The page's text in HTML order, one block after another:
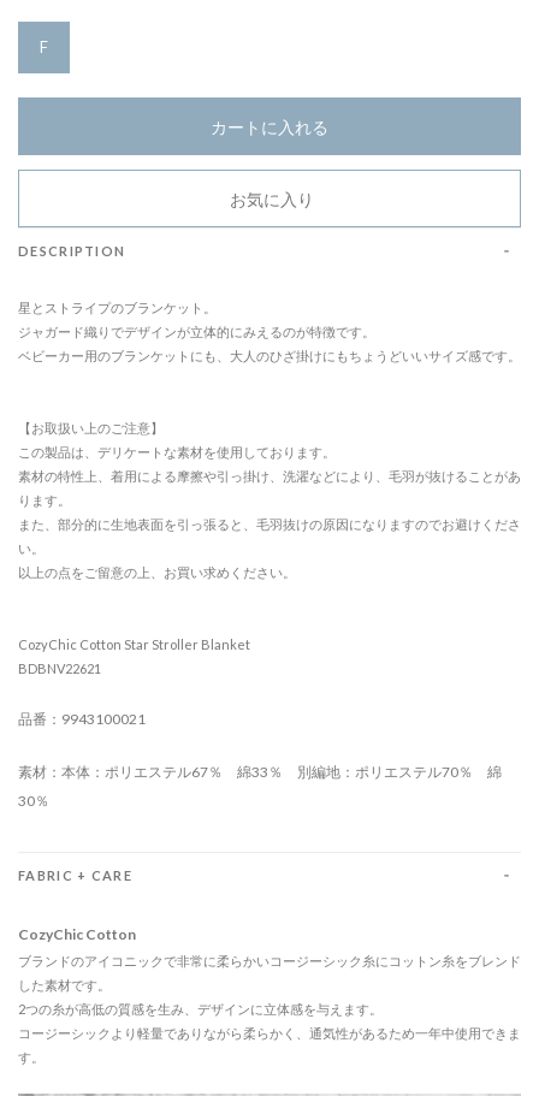
F
カートに入れる
お気に入り
DESCRIPTION
星とストライプのブランケット。
ジャガード織りでデザインが立体的にみえるのが特徴です。
ベビーカー用のブランケットにも、大人のひざ掛けにもちょうどいいサイズ感です。
【お取扱い上のご注意】
この製品は、デリケートな素材を使用しております。
素材の特性上、着用による摩擦や引っ掛け、洗濯などにより、毛羽が抜けることがあ
ります。
また、部分的に生地表面を引っ張ると、毛羽抜けの原因になりますのでお避けくださ
い。
以上の点をご留意の上、お買い求めください。
CozyChic Cotton Star Stroller Blanket
BDBNV22621
品番：9943100021
素材：本体：ポリエステル67％ 綿33％ 別編地：ポリエステル70％ 綿
30％
FABRIC + CARE
CozyChic Cotton
ブランドのアイコニックで非常に柔らかいコージーシック糸にコットン糸をブレンド
した素材です。
2つの糸が高低の質感を生み、デザインに立体感を与えます。
コージーシックより軽量でありながら柔らかく、通気性があるため一年中使用できま
す。